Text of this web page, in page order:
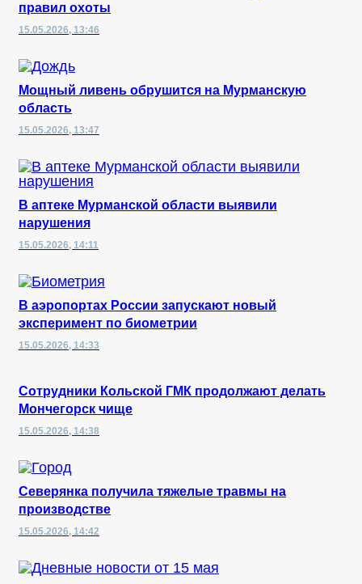
правил охоты
15.05.2026, 13:46
Мощный ливень обрушится на Мурманскую
область
15.05.2026, 13:47
В аптеке Мурманской области выявили
нарушения
15.05.2026, 14:11
В аэропортах России запускают новый
эксперимент по биометрии
15.05.2026, 14:33
Сотрудники Кольской ГМК продолжают делать
Мончегорск чище
15.05.2026, 14:38
Северянка получила тяжелые травмы на
производстве
15.05.2026, 14:42